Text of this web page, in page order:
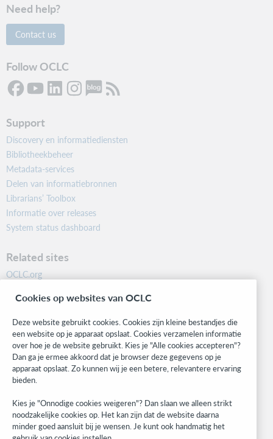
Need help?
Contact us
Follow OCLC
Support
Discovery en informatiediensten
Bibliotheekbeheer
Metadata-services
Delen van informatiebronnen
Librarians’ Toolbox
Informatie over releases
System status dashboard
Related sites
OCLC.org
Community
Research
WebJunction
Developer Network
Stay in the know.
Get the latest product updates, research, events, and much more—
right to your inbox.
Subscribe now
Cookies op websites van OCLC
Deze website gebruikt cookies. Cookies zijn kleine bestandjes die
een website op je apparaat opslaat. Cookies verzamelen informatie
over hoe je de website gebruikt. Kies je "Alle cookies accepteren"?
Dan ga je ermee akkoord dat je browser deze gegevens op je
apparaat opslaat. Zo kunnen wij je een betere, relevantere ervaring
bieden.
Kies je "Onnodige cookies weigeren"? Dan slaan we alleen strikt
noodzakelijke cookies op. Het kan zijn dat de website daarna
minder goed aansluit bij je wensen. Je kunt ook handmatig het